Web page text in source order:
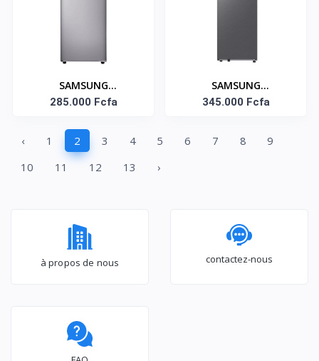
SAMSUNG
REFRIGERATEUR 255 LT
285.000 Fcfa
SAMSUNG
REFRIGERATEUR DEUX
REFINED INOX 305LT
345.000 Fcfa
‹ 1 2 3 4 5 6 7 8
9
10
11 12 13 ›
à propos de nous contactez-nous